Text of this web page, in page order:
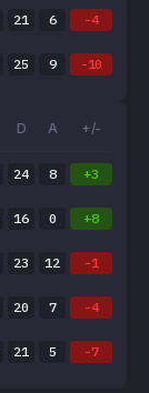
21 6 -4
25 9 -10
D A +/-
24 8 +3
16 0 +8
23 12 -1
20 7 -4
21 5 -7